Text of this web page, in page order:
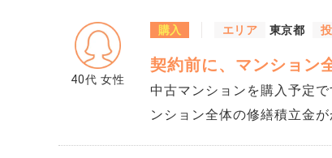
ました。 もしこれが決まれ
と思っていますが、直接や
40代 女性
購入 エリア 東京都
契約前に、マンション
中古マンションを購入予定です。 先日重要事項説明の前に資料を確認した
ンション全体の修繕積立金
繕を予定しているようです